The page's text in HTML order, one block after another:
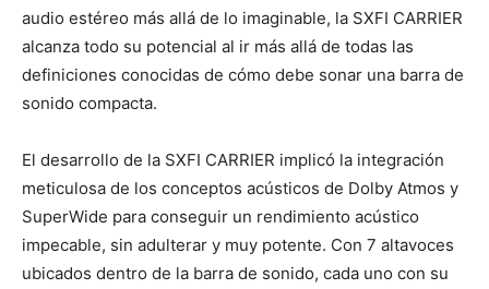
audio estéreo más allá de lo imaginable, la SXFI CARRIER
alcanza todo su potencial al ir más allá de todas las
definiciones conocidas de cómo debe sonar una barra de
sonido compacta.
El desarrollo de la SXFI CARRIER implicó la integración
meticulosa de los conceptos acústicos de Dolby Atmos y
SuperWide para conseguir un rendimiento acústico
impecable, sin adulterar y muy potente. Con 7 altavoces
ubicados dentro de la barra de sonido, cada uno con su